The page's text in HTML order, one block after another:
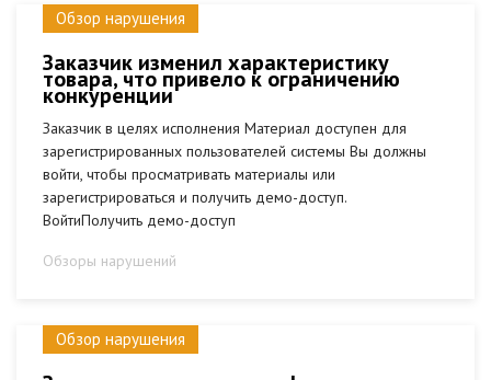
Обзор нарушения
Заказчик изменил характеристику
товара, что привело к ограничению
конкуренции
Заказчик в целях исполнения Материал доступен для
зарегистрированных пользователей системы Вы должны
войти, чтобы просматривать материалы или
зарегистрироваться и получить демо-доступ.
ВойтиПолучить демо-доступ
Обзоры нарушений
Обзор нарушения